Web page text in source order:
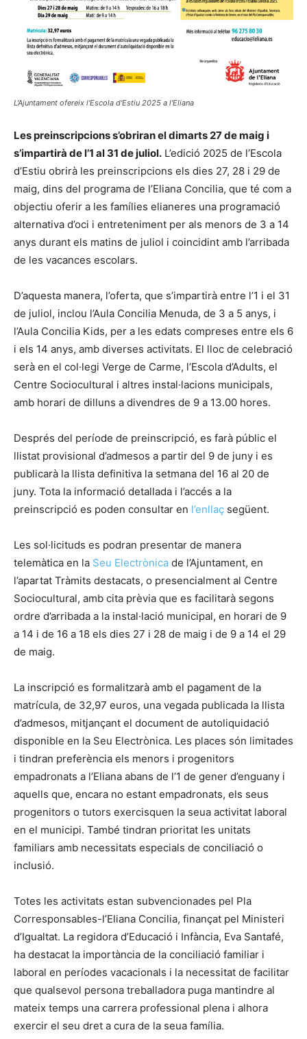
L'Ajuntament ofereix l'Escola d'Estiu 2025 a l'Eliana
Les preinscripcions s’obriran el dimarts 27 de maig i
s’impartirà de l’1 al 31 de juliol. L’edició 2025 de l’Escola
d’Estiu obrirà les preinscripcions els dies 27, 28 i 29 de
maig, dins del programa de l’Eliana Concilia, que té com a
objectiu oferir a les famílies elianeres una programació
alternativa d’oci i entreteniment per als menors de 3 a 14
anys durant els matins de juliol i coincidint amb l’arribada
de les vacances escolars.
D’aquesta manera, l’oferta, que s’impartirà entre l’1 i el 31
de juliol, inclou l’Aula Concilia Menuda, de 3 a 5 anys, i
l’Aula Concilia Kids, per a les edats compreses entre els 6
i els 14 anys, amb diverses activitats. El lloc de celebració
serà en el col·legi Verge de Carme, l’Escola d’Adults, el
Centre Sociocultural i altres instal·lacions municipals,
amb horari de dilluns a divendres de 9 a 13.00 hores.
Després del període de preinscripció, es farà públic el
llistat provisional d’admesos a partir del 9 de juny i es
publicarà la llista definitiva la setmana del 16 al 20 de
juny. Tota la informació detallada i l’accés a la
preinscripció es poden consultar en l’enllaç següent.
Les sol·licituds es podran presentar de manera
telemàtica en la Seu Electrònica de l’Ajuntament, en
l’apartat Tràmits destacats, o presencialment al Centre
Sociocultural, amb cita prèvia que es facilitarà segons
ordre d’arribada a la instal·lació municipal, en horari de 9
a 14 i de 16 a 18 els dies 27 i 28 de maig i de 9 a 14 el 29
de maig.
La inscripció es formalitzarà amb el pagament de la
matrícula, de 32,97 euros, una vegada publicada la llista
d’admesos, mitjançant el document de autoliquidació
disponible en la Seu Electrònica. Les places són limitades
i tindran preferència els menors i progenitors
empadronats a l’Eliana abans de l’1 de gener d’enguany i
aquells que, encara no estant empadronats, els seus
progenitors o tutors exercisquen la seua activitat laboral
en el municipi. També tindran prioritat les unitats
familiars amb necessitats especials de conciliació o
inclusió.
Totes les activitats estan subvencionades pel Pla
Corresponsables-l’Eliana Concilia, finançat pel Ministeri
d’Igualtat. La regidora d’Educació i Infància, Eva Santafé,
ha destacat la importància de la conciliació familiar i
laboral en períodes vacacionals i la necessitat de facilitar
que qualsevol persona treballadora puga mantindre al
mateix temps una carrera professional plena i alhora
exercir el seu dret a cura de la seua família.